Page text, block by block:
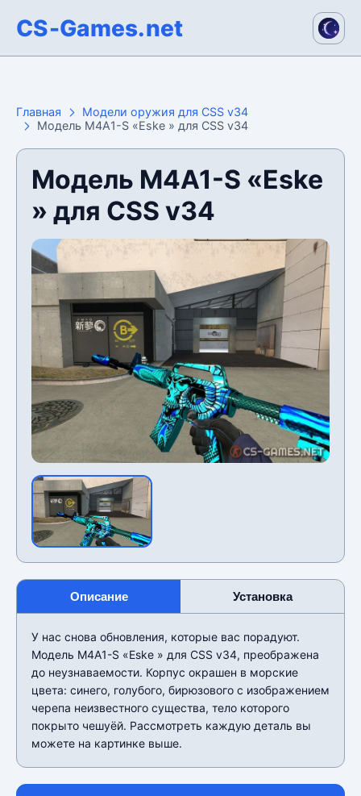
CS-Games.net
Главная
Модели оружия для CSS v34
Модель M4A1-S «Eske » для CSS v34
Модель M4A1-S «Eske
» для CSS v34
Описание Установка
У нас снова обновления, которые вас порадуют.
Модель M4A1-S «Eske » для CSS v34, преображена
до неузнаваемости. Корпус окрашен в морские
цвета: синего, голубого, бирюзового с изображением
черепа неизвестного существа, тело которого
покрыто чешуёй. Рассмотреть каждую деталь вы
можете на картинке выше.